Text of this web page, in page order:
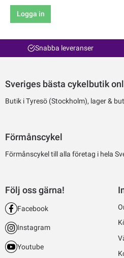
Logga in
Snabba leveranser
Sveriges bästa cykelbutik
Butik i Tyresö (Stockholm), lager &
Förmånscykel
Förmånscykel till alla företag i hela
Följ oss gärna!
Facebook
Instagram
Youtube